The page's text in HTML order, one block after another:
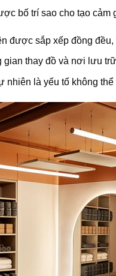
bố trí sao cho tạo
được sắp xếp đồng
gian thay đồ và nơi lưu
nhiên là yếu tố không